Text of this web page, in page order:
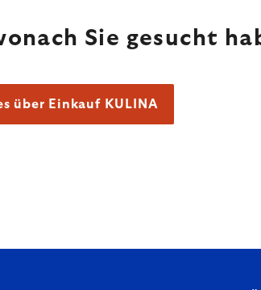
Sie gesucht
über Einkauf KULINA